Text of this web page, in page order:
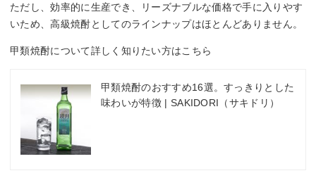
ただし、効率的に生産でき、リーズナブルな価格で手に入りやす
いため、高級焼酎としてのラインナップはほとんどありません。
甲類焼酎について詳しく知りたい方はこちら
甲類焼酎のおすすめ16選。すっきりとした
味わいが特徴 | SAKIDORI（サキドリ）